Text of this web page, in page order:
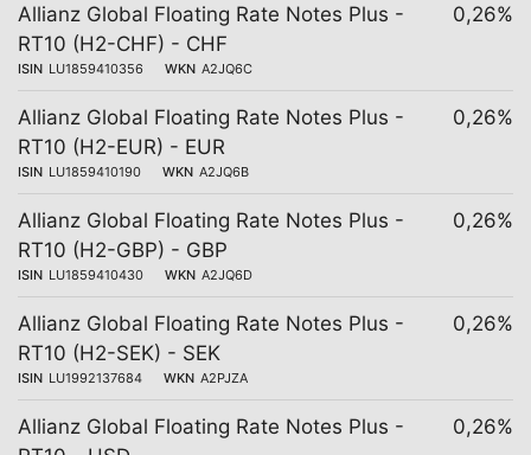
Allianz Global Floating Rate Notes Plus -
RT10 (H2-CHF) - CHF
ISIN LU1859410356 WKN A2JQ6C
0,26%
Allianz Global Floating Rate Notes Plus -
RT10 (H2-EUR) - EUR
ISIN LU1859410190 WKN A2JQ6B
0,26%
Allianz Global Floating Rate Notes Plus -
RT10 (H2-GBP) - GBP
ISIN LU1859410430 WKN A2JQ6D
0,26%
Allianz Global Floating Rate Notes Plus -
RT10 (H2-SEK) - SEK
ISIN LU1992137684 WKN A2PJZA
0,26%
Allianz Global Floating Rate Notes Plus -
0,26%